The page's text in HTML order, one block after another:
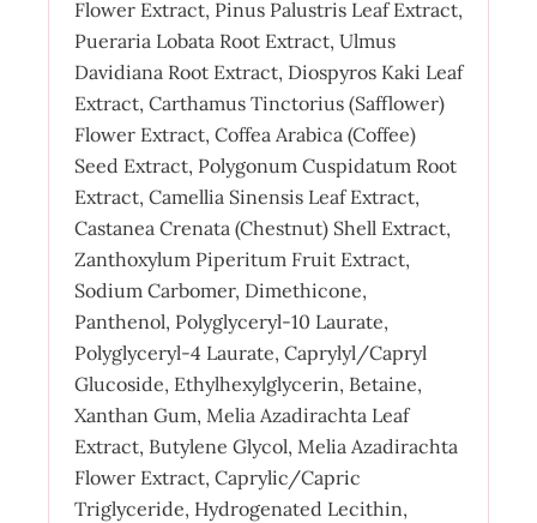
Flower Extract, Pinus Palustris Leaf Extract,
Pueraria Lobata Root Extract, Ulmus
Davidiana Root Extract, Diospyros Kaki Leaf
Extract, Carthamus Tinctorius (Safflower)
Flower Extract, Coffea Arabica (Coffee)
Seed Extract, Polygonum Cuspidatum Root
Extract, Camellia Sinensis Leaf Extract,
Castanea Crenata (Chestnut) Shell Extract,
Zanthoxylum Piperitum Fruit Extract,
Sodium Carbomer, Dimethicone,
Panthenol, Polyglyceryl-10 Laurate,
Polyglyceryl-4 Laurate, Caprylyl/Capryl
Glucoside, Ethylhexylglycerin, Betaine,
Xanthan Gum, Melia Azadirachta Leaf
Extract, Butylene Glycol, Melia Azadirachta
Flower Extract, Caprylic/Capric
Triglyceride, Hydrogenated Lecithin,